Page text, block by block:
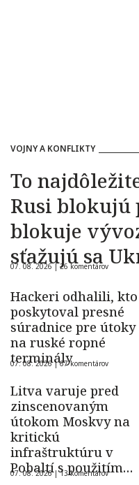
VOJNY A KONFLIKTY
To
Rusi blokujú
blokuje
sťažujú sa
07. 08. 2026 |26 komentárov
Hackeri odhalili, kto
poskytoval presné
súradnice pre útoky
na ruské ropné
terminály
07. 08. 2026 |67 komentárov
Litva varuje pred
zinscenovaným
útokom Moskvy na
kritickú
infraštruktúru v
Pobaltí s použitím
07. 08. 2026 |13 komentárov